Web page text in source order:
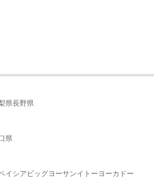
県長野県
県
イシア ビッグヨーサンイトーヨーカドー